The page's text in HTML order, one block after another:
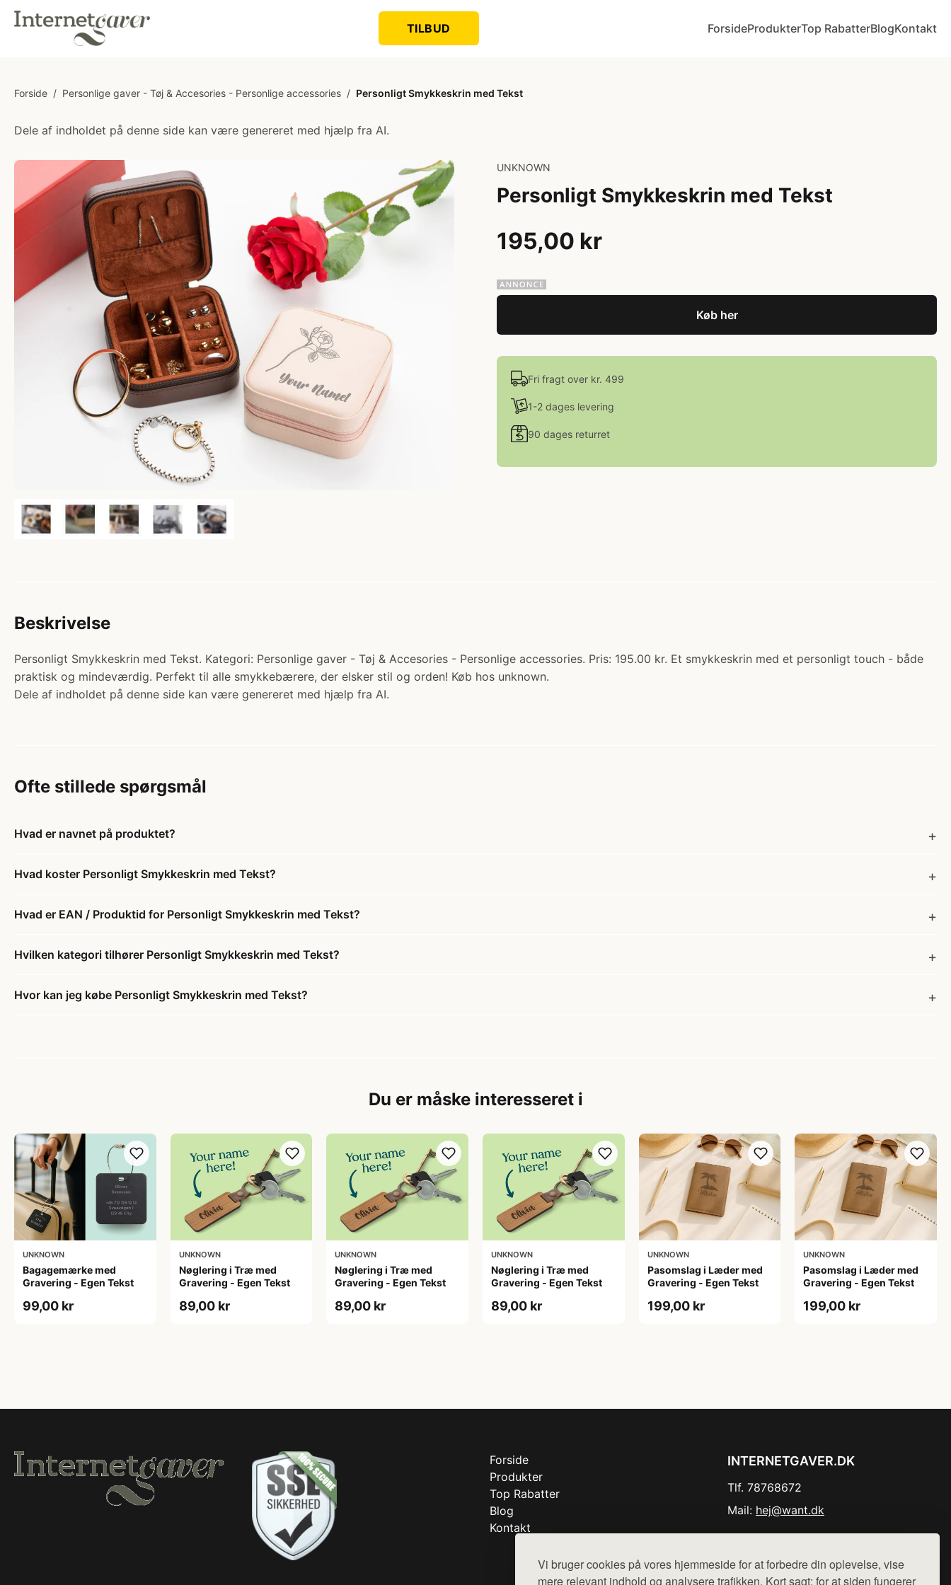
Vi bruger cookies på vores hjemmeside for at forbedre din oplevelse, vise
mere relevant indhold og analysere trafikken. Kort sagt: for at siden fungerer
TILBUD ForsideProdukterTop RabatterBlogKontakt
Forside / Personlige gaver - Tøj & Accesories - Personlige accessories / Personligt Smykkeskrin med Tekst
Dele af indholdet på denne side kan være genereret med hjælp fra AI.
UNKNOWN
Personligt Smykkeskrin med Tekst
195,00 kr
Køb her
Fri fragt over kr. 499
1-2 dages levering
90 dages returret
Beskrivelse
Personligt Smykkeskrin med Tekst. Kategori: Personlige gaver - Tøj & Accesories - Personlige accessories. Pris: 195.00 kr. Et smykkeskrin med et personligt touch - både
praktisk og mindeværdig. Perfekt til alle smykkebærere, der elsker stil og orden! Køb hos unknown.
Dele af indholdet på denne side kan være genereret med hjælp fra AI.
Ofte stillede spørgsmål
Hvad er navnet på produktet?
Hvad koster Personligt Smykkeskrin med Tekst?
Hvad er EAN / Produktid for Personligt Smykkeskrin med Tekst?
Hvilken kategori tilhører Personligt Smykkeskrin med Tekst?
Hvor kan jeg købe Personligt Smykkeskrin med Tekst?
Du er måske interesseret i
UNKNOWN
Bagagemærke med
Gravering - Egen Tekst
99,00 kr
UNKNOWN
Nøglering i Træ med
Gravering - Egen Tekst
89,00 kr
UNKNOWN
Nøglering i Træ med
Gravering - Egen Tekst
89,00 kr
UNKNOWN
Nøglering i Træ med
Gravering - Egen Tekst
89,00 kr
UNKNOWN
Pasomslag i Læder med
Gravering - Egen Tekst
199,00 kr
UNKNOWN
Pasomslag i Læder med
Gravering - Egen Tekst
199,00 kr
Forside
Produkter
Top Rabatter
Blog
Kontakt
INTERNETGAVER.DK
Tlf. 78768672
Mail: hej@want.dk